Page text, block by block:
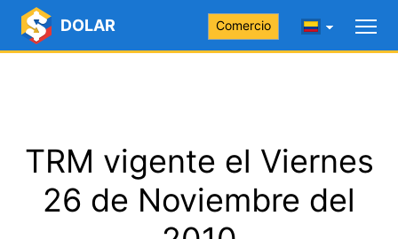
DOLAR Comercio
TRM vigente el Viernes
26 de Noviembre del